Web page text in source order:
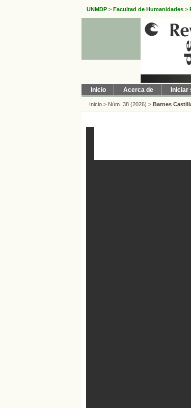
UNMDP > Facultad de Humanidades >
Inicio Acerca de Iniciar
Inicio > Núm. 38 (2026) > Barnes